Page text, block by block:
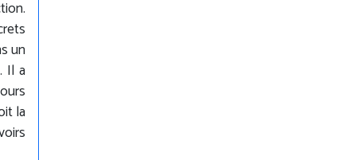
un
Il a
la